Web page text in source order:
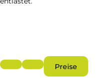
Preise